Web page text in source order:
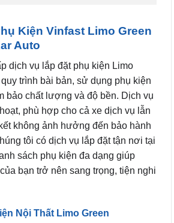
Kiện Vinfast Limo Green
Auto
dịch vụ lắp đặt phụ kiện Limo
trình bài bản, sử dụng phụ kiện
bảo chất lượng và độ bền. Dịch vụ
phù hợp cho cả xe dịch vụ lẫn
không ảnh hưởng đến bảo hành
tôi có dịch vụ lắp đặt tận nơi tại
sách phụ kiện đa dạng giúp
bạn trở nên sang trọng, tiện nghi
Nội Thất Limo Green